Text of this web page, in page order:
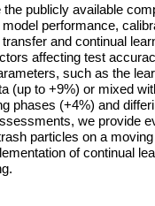
the publicly available
performance,
and continual
affecting test
such as the
(up to +9%) or mixed
phases (+4%) and
we provide
particles on a
of continual